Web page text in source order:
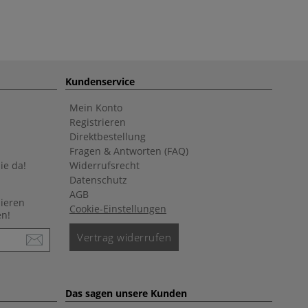
da!
Kundenservice
Mein Konto
Registrieren
Direktbestellung
Fragen & Antworten (FAQ)
Widerrufsrecht
Datenschutz
AGB
Cookie-Einstellungen
Vertrag widerrufen
Das sagen unsere Kunden